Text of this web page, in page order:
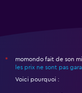
*
momondo fait de son
les prix ne sont pas
Voici pourquoi :